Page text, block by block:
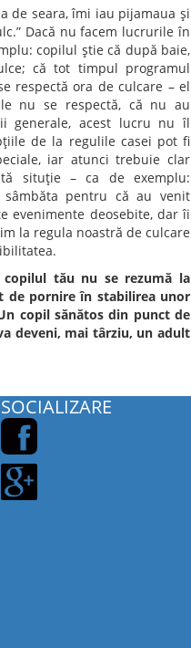
de seara, îmi iau pijamaua şi
Dacă nu facem lucrurile în
copilul ştie că după baie,
că tot timpul programul
respectă ora de culcare – el
nu se respectă, că nu au
generale, acest lucru nu îl
de la regulile casei pot fi
iar atunci trebuie clar
situţie – ca de exemplu:
pentru că au venit
evenimente deosebite, dar îi
la regula noastră de culcare
tău nu se rezumă la
de pornire în stabilirea unor
copil sănătos din punct de
deveni, mai târziu, un adult
SOCIALIZARE